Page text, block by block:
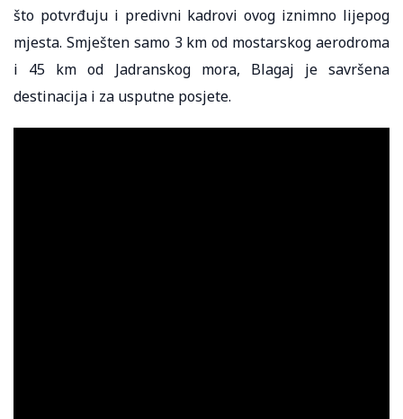
što potvrđuju i predivni kadrovi ovog iznimno lijepog
mjesta. Smješten samo 3 km od mostarskog aerodroma
i 45 km od Jadranskog mora, Blagaj je savršena
destinacija i za usputne posjete.